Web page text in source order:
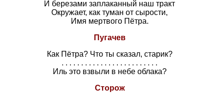
И березами заплаканный наш тракт
Окружает, как туман от сырости,
Имя мертвого Пётра.
Пугачев
Как Пётра? Что ты сказал, старик?
. . . . . . . . . . . . . . . . . . . . . . . . .
Иль это взвыли в небе облака?
Сторож